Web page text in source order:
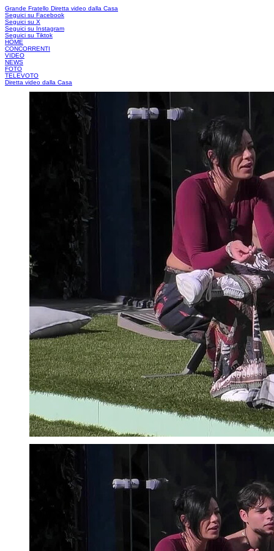
Grande Fratello Diretta video dalla Casa
Seguici su Facebook
Seguici su X
Seguici su Instagram
Seguici su Tiktok
HOME
CONCORRENTI
VIDEO
NEWS
FOTO
TELEVOTO
Diretta video dalla Casa